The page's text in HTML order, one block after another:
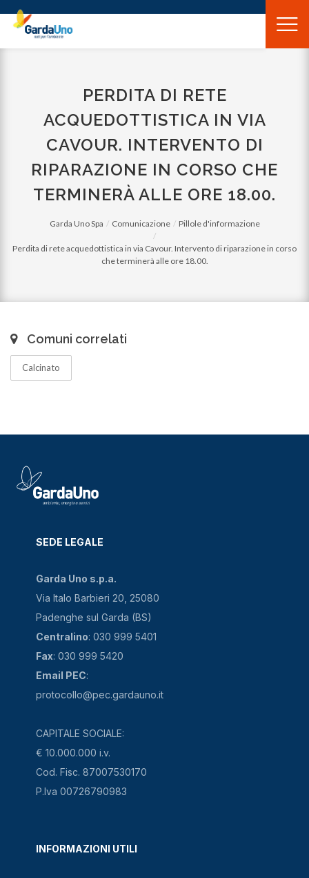
Gardauno
Spa
PERDITA DI RETE
ACQUEDOTTISTICA IN VIA
CAVOUR. INTERVENTO DI
RIPARAZIONE IN CORSO CHE
TERMINERÀ ALLE ORE 18.00.
Garda Uno Spa Comunicazione Pillole d'informazione
Perdita di rete acquedottistica in via Cavour. Intervento di riparazione in corso
che terminerà alle ore 18.00.
Comuni correlati
Calcinato
SEDE LEGALE
Garda Uno s.p.a.
Via Italo Barbieri 20, 25080
Padenghe sul Garda (BS)
Centralino: 030 999 5401
Fax: 030 999 5420
Email PEC:
protocollo@pec.gardauno.it
CAPITALE SOCIALE:
€ 10.000.000 i.v.
Cod. Fisc. 87007530170
P.Iva 00726790983
INFORMAZIONI UTILI